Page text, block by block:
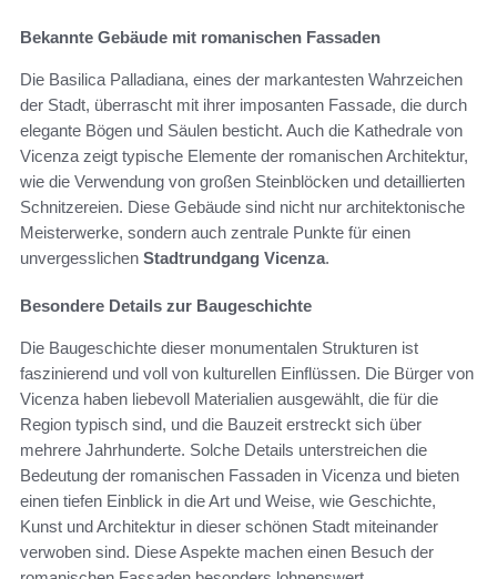
Bekannte Gebäude mit romanischen Fassaden
Die Basilica Palladiana, eines der markantesten Wahrzeichen
der Stadt, überrascht mit ihrer imposanten Fassade, die durch
elegante Bögen und Säulen besticht. Auch die Kathedrale von
Vicenza zeigt typische Elemente der romanischen Architektur,
wie die Verwendung von großen Steinblöcken und detaillierten
Schnitzereien. Diese Gebäude sind nicht nur architektonische
Meisterwerke, sondern auch zentrale Punkte für einen
unvergesslichen Stadtrundgang Vicenza.
Besondere Details zur Baugeschichte
Die Baugeschichte dieser monumentalen Strukturen ist
faszinierend und voll von kulturellen Einflüssen. Die Bürger von
Vicenza haben liebevoll Materialien ausgewählt, die für die
Region typisch sind, und die Bauzeit erstreckt sich über
mehrere Jahrhunderte. Solche Details unterstreichen die
Bedeutung der romanischen Fassaden in Vicenza und bieten
einen tiefen Einblick in die Art und Weise, wie Geschichte,
Kunst und Architektur in dieser schönen Stadt miteinander
verwoben sind. Diese Aspekte machen einen Besuch der